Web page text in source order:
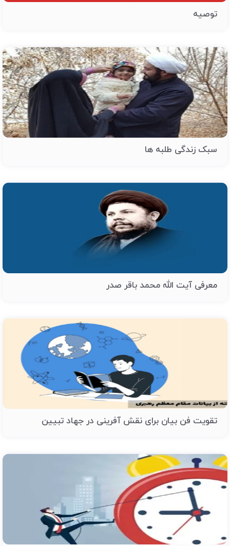
توصیه
سبک زندگی طلبه ها
معرفی آیت الله محمد باقر صدر
تقویت فن بیان برای نقش آفرینی در جهاد تبیین